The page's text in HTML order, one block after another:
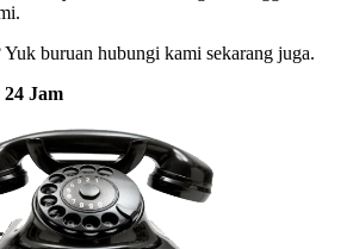
buruan hubungi kami sekarang juga.
Jam